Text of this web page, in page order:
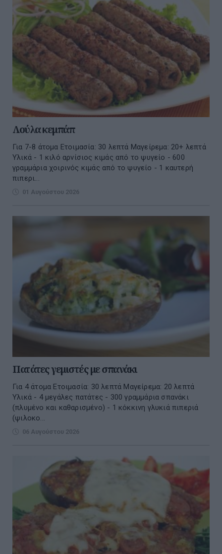
Λούλα κεμπάπ
Για 7-8 άτομα Ετοιμασία: 30 λεπτά Μαγείρεμα: 20+ λεπτά
Υλικά - 1 κιλό αρνίσιος κιμάς από το ψυγείο - 600
γραμμάρια χοιρινός κιμάς από το ψυγείο - 1 καυτερή
πιπερι...
01 Αυγούστου 2026
Πατάτες γεμιστές με σπανάκι
Για 4 άτομα Ετοιμασία: 30 λεπτά Μαγείρεμα: 20 λεπτά
Υλικά - 4 μεγάλες πατάτες - 300 γραμμάρια σπανάκι
(πλυμένο και καθαρισμένο) - 1 κόκκινη γλυκιά πιπεριά
(ψιλοκο...
06 Αυγούστου 2026